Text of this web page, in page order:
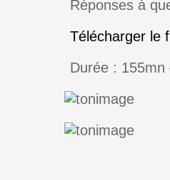
Réponses à
Télécharger le
Durée : 155mn